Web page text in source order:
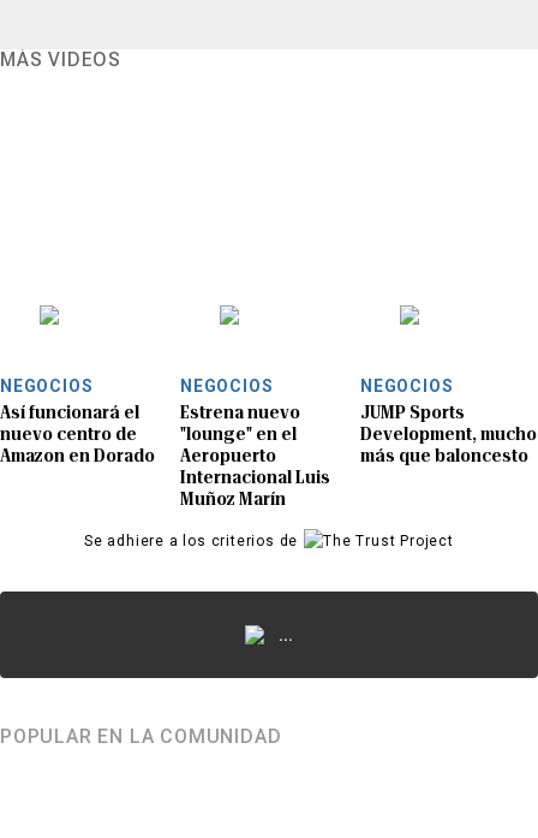
MÁS VIDEOS
NEGOCIOS
Así funcionará el
nuevo centro de
Amazon en Dorado
NEGOCIOS
Estrena nuevo
"lounge" en el
Aeropuerto
Internacional Luis
Muñoz Marín
NEGOCIOS
JUMP Sports
Development, mucho
más que baloncesto
Se adhiere a los criterios de
...
POPULAR EN LA COMUNIDAD